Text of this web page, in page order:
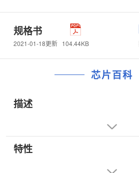
规格书
2021-01-18更新 104.44KB
芯片百科
描述
特性